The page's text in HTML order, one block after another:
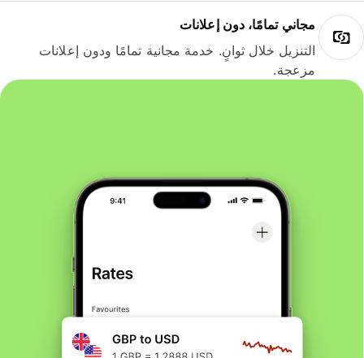
مجاني تمامًا، دون إعلانات
التنزيل خلال ثوانٍ. خدمة مجانية تمامًا ودون إعلانات
مزعجة.